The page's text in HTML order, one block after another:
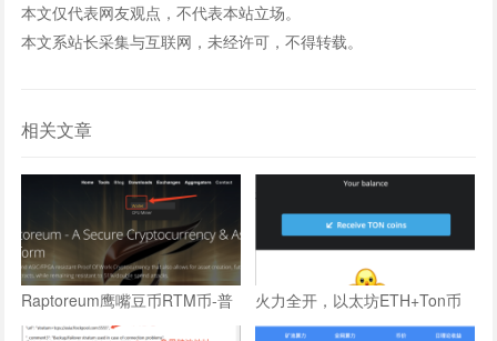
本文仅代表网友观点，不代表本站立场。
本文系站长采集与互联网，未经许可，不得转载。
相关文章
Raptoreum鹰嘴豆币RTM币-普
通windows电脑CPU挖矿教程
火力全开，以太坊ETH+Ton币
显卡GPU双挖最新版教程